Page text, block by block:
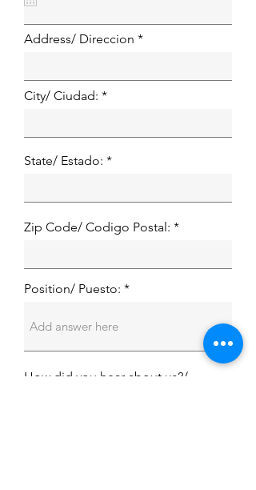
Address/ Direccion
City/ Ciudad:
State/ Estado:
Zip Code/ Codigo Postal:
Position/ Puesto: *
How did you hear about us?/